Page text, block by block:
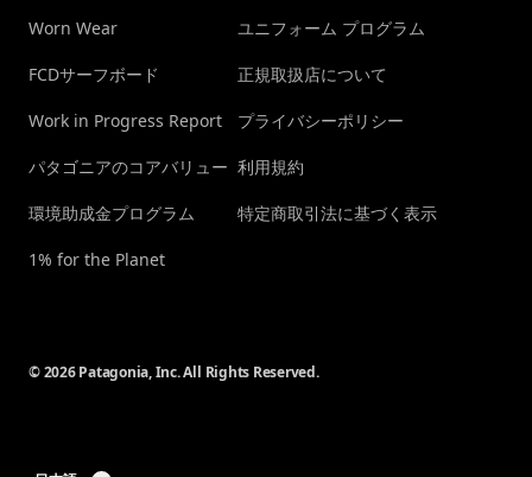
Worn Wear
FCDサーフボード
Work in Progress Report
パタゴニアのコアバリュー
環境助成金プログラム
1% for the Planet
ユニフォーム プログラム
正規取扱店について
プライバシーポリシー
利用規約
特定商取引法に基づく表示
© 2026 Patagonia, Inc. All Rights Reserved.